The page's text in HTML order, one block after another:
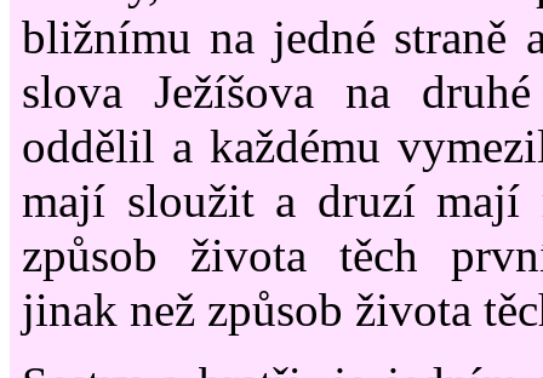
bližnímu na jedné straně
slova Ježíšova na
oddělil a každému
mají sloužit a druzí mají
způsob života těch
jinak než způsob života